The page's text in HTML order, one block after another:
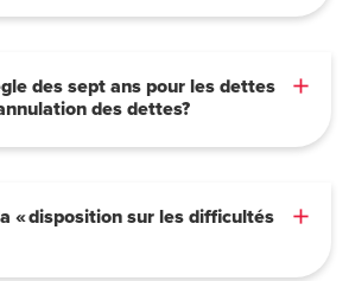
des sept ans pour les dettes
des dettes?
« disposition sur les difficultés